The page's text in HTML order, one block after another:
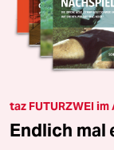
taz FUTURZWEI
Endlich mal